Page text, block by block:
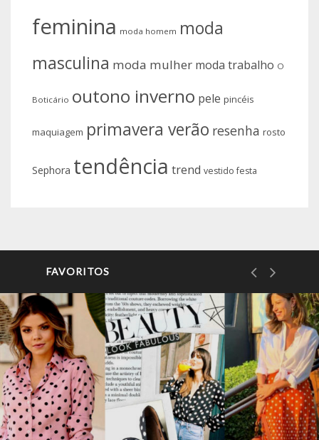
feminina moda homem moda
masculina moda mulher moda trabalho O
Boticário outono inverno pele pincéis
maquiagem primavera verão resenha rosto
Sephora tendência trend vestido festa
FAVORITOS